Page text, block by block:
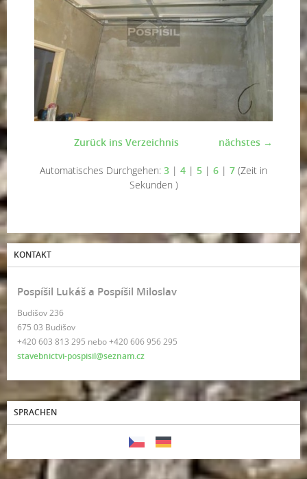
nächstes →
Zurück ins Verzeichnis
Automatisches Durchgehen: 3 | 4 | 5 | 6 | 7 (Zeit in
Sekunden )
KONTAKT
Pospíšil Lukáš a Pospíšil Miloslav
Budišov 236
675 03 Budišov
+420 603 813 295 nebo +420 606 956 295
stavebnictvi-pospisil@seznam.cz
SPRACHEN